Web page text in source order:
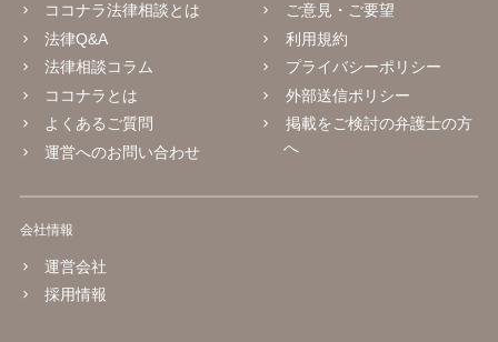
ココナラ法律相談とは
法律Q&A
法律相談コラム
ココナラとは
よくあるご質問
運営へのお問い合わせ
ご意見・ご要望
利用規約
プライバシーポリシー
外部送信ポリシー
掲載をご検討の弁護士の方
へ
会社情報
運営会社
採用情報